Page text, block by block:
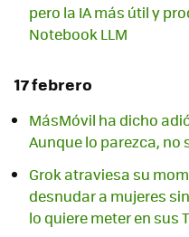
pero la IA más útil y
Notebook LLM
17 febrero
MásMóvil ha dicho
Aunque lo parezca,
Grok atraviesa su
desnudar a mujeres
lo quiere meter en sus